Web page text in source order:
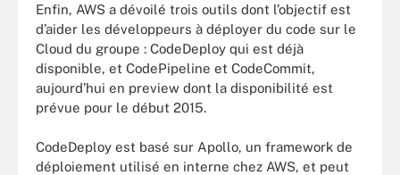
Enfin, AWS a dévoilé trois outils dont l’objectif est
d’aider les développeurs à déployer du code sur le
Cloud du groupe : CodeDeploy qui est déjà
disponible, et CodePipeline et CodeCommit,
aujourd’hui en preview dont la disponibilité est
prévue pour le début 2015.
CodeDeploy est basé sur Apollo, un framework de
déploiement utilisé en interne chez AWS, et peut